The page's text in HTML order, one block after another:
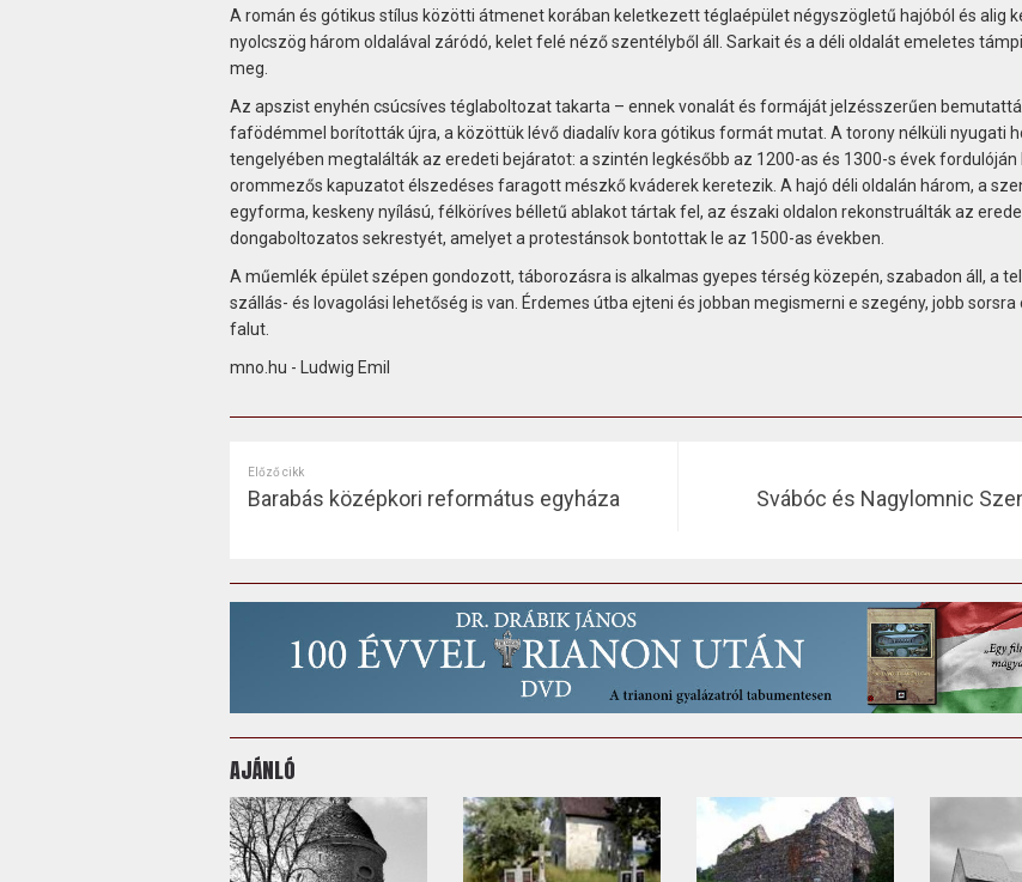
A román és gótikus stílus közötti átmenet korában keletkezett téglaépület négyszögletű hajóból és alig
nyolcszög három oldalával záródó, kelet felé néző szentélyből áll. Sarkait és a déli oldalát emeletes
meg.
Az apszist enyhén csúcsíves téglaboltozat takarta – ennek vonalát és formáját jelzésszerűen
fafödémmel borították újra, a közöttük lévő diadalív kora gótikus formát mutat. A torony nélküli nyugati
tengelyében megtalálták az eredeti bejáratot: a szintén legkésőbb az 1200-as és 1300-s évek fordulóján
orommezős kapuzatot élszedéses faragott mészkő kváderek keretezik. A hajó déli oldalán három, a
egyforma, keskeny nyílású, félköríves bélletű ablakot tártak fel, az északi oldalon rekonstruálták az
dongaboltozatos sekrestyét, amelyet a protestánsok bontottak le az 1500-as években.
A műemlék épület szépen gondozott, táborozásra is alkalmas gyepes térség közepén, szabadon áll, a
szállás- és lovagolási lehetőség is van. Érdemes útba ejteni és jobban megismerni e szegény, jobb sorsra
falut.
mno.hu - Ludwig Emil
Előző cikk
Barabás középkori református egyháza
Svábóc és Nagylomnic
AJÁNLÓ